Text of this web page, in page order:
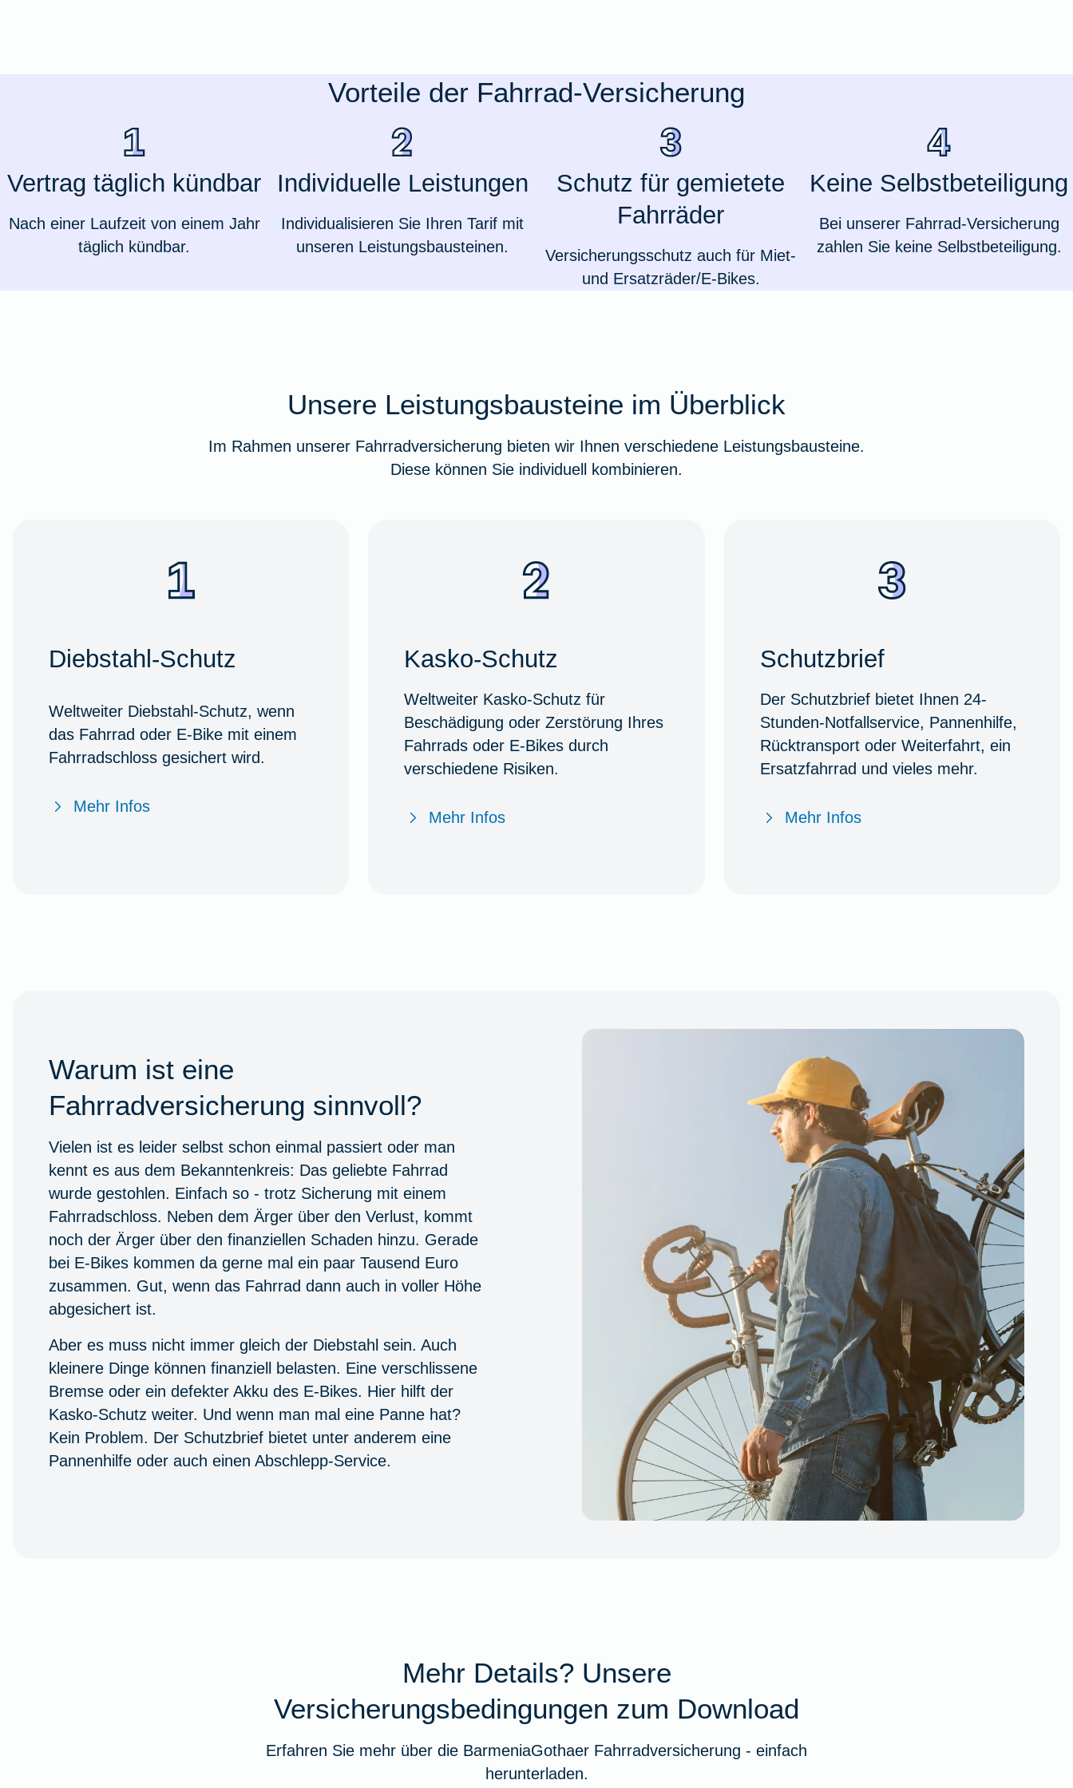
Vorteile der Fahrrad-Versicherung
Vertrag täglich kündbar
Nach einer Laufzeit von einem Jahr
täglich kündbar.
Individuelle Leistungen
Individualisieren Sie Ihren Tarif mit
unseren Leistungsbausteinen.
Schutz für gemietete
Fahrräder
Versicherungsschutz auch für Miet-
und Ersatzräder/E-Bikes.
Keine Selbstbeteiligung
Bei unserer Fahrrad-Versicherung
zahlen Sie keine Selbstbeteiligung.
Unsere Leistungsbausteine im Überblick
Im Rahmen unserer Fahrradversicherung bieten wir Ihnen verschiedene Leistungsbausteine.
Diese können Sie individuell kombinieren.
Diebstahl-Schutz
Weltweiter Diebstahl-Schutz, wenn
das Fahrrad oder E-Bike mit einem
Fahrradschloss gesichert wird.
Mehr Infos
Kasko-Schutz
Weltweiter Kasko-Schutz für
Beschädigung oder Zerstörung Ihres
Fahrrads oder E-Bikes durch
verschiedene Risiken.
Mehr Infos
Schutzbrief
Der Schutzbrief bietet Ihnen 24-
Stunden-Notfallservice, Pannenhilfe,
Rücktransport oder Weiterfahrt, ein
Ersatzfahrrad und vieles mehr.
Mehr Infos
Warum ist eine
Fahrradversicherung sinnvoll?
Vielen ist es leider selbst schon einmal passiert oder man
kennt es aus dem Bekanntenkreis: Das geliebte Fahrrad
wurde gestohlen. Einfach so - trotz Sicherung mit einem
Fahrradschloss. Neben dem Ärger über den Verlust, kommt
noch der Ärger über den finanziellen Schaden hinzu. Gerade
bei E-Bikes kommen da gerne mal ein paar Tausend Euro
zusammen. Gut, wenn das Fahrrad dann auch in voller Höhe
abgesichert ist.
Aber es muss nicht immer gleich der Diebstahl sein. Auch
kleinere Dinge können finanziell belasten. Eine verschlissene
Bremse oder ein defekter Akku des E-Bikes. Hier hilft der
Kasko-Schutz weiter. Und wenn man mal eine Panne hat?
Kein Problem. Der Schutzbrief bietet unter anderem eine
Pannenhilfe oder auch einen Abschlepp-Service.
Mehr Details? Unsere
Versicherungsbedingungen zum Download
Erfahren Sie mehr über die BarmeniaGothaer Fahrradversicherung - einfach
herunterladen.